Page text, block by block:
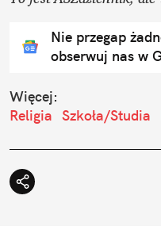
Nie przegap
obserwuj nas w
Więcej:
Religia Szkoła/Studia